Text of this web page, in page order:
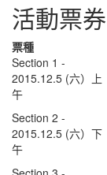
活動票券
票種
Section 1 -
2015.12.5 (六）上
午
Section 2 -
2015.12.5 (六）下
午